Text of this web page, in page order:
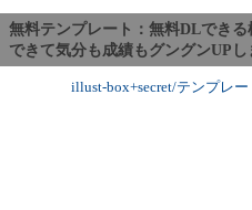
無料テンプレート：無料DLでき
できて気分も成績もグングンUP
illust-box+secret/テンプレー